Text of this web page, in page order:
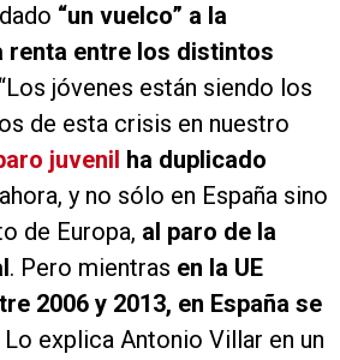
“un vuelco” a la
renta entre los distintos
jóvenes están siendo los
de esta crisis en nuestro
juvenil ha duplicado
y no sólo en España sino
de Europa, al paro de la
. Pero mientras en la UE
2006 y 2013, en España se
Lo explica Antonio Villar en un